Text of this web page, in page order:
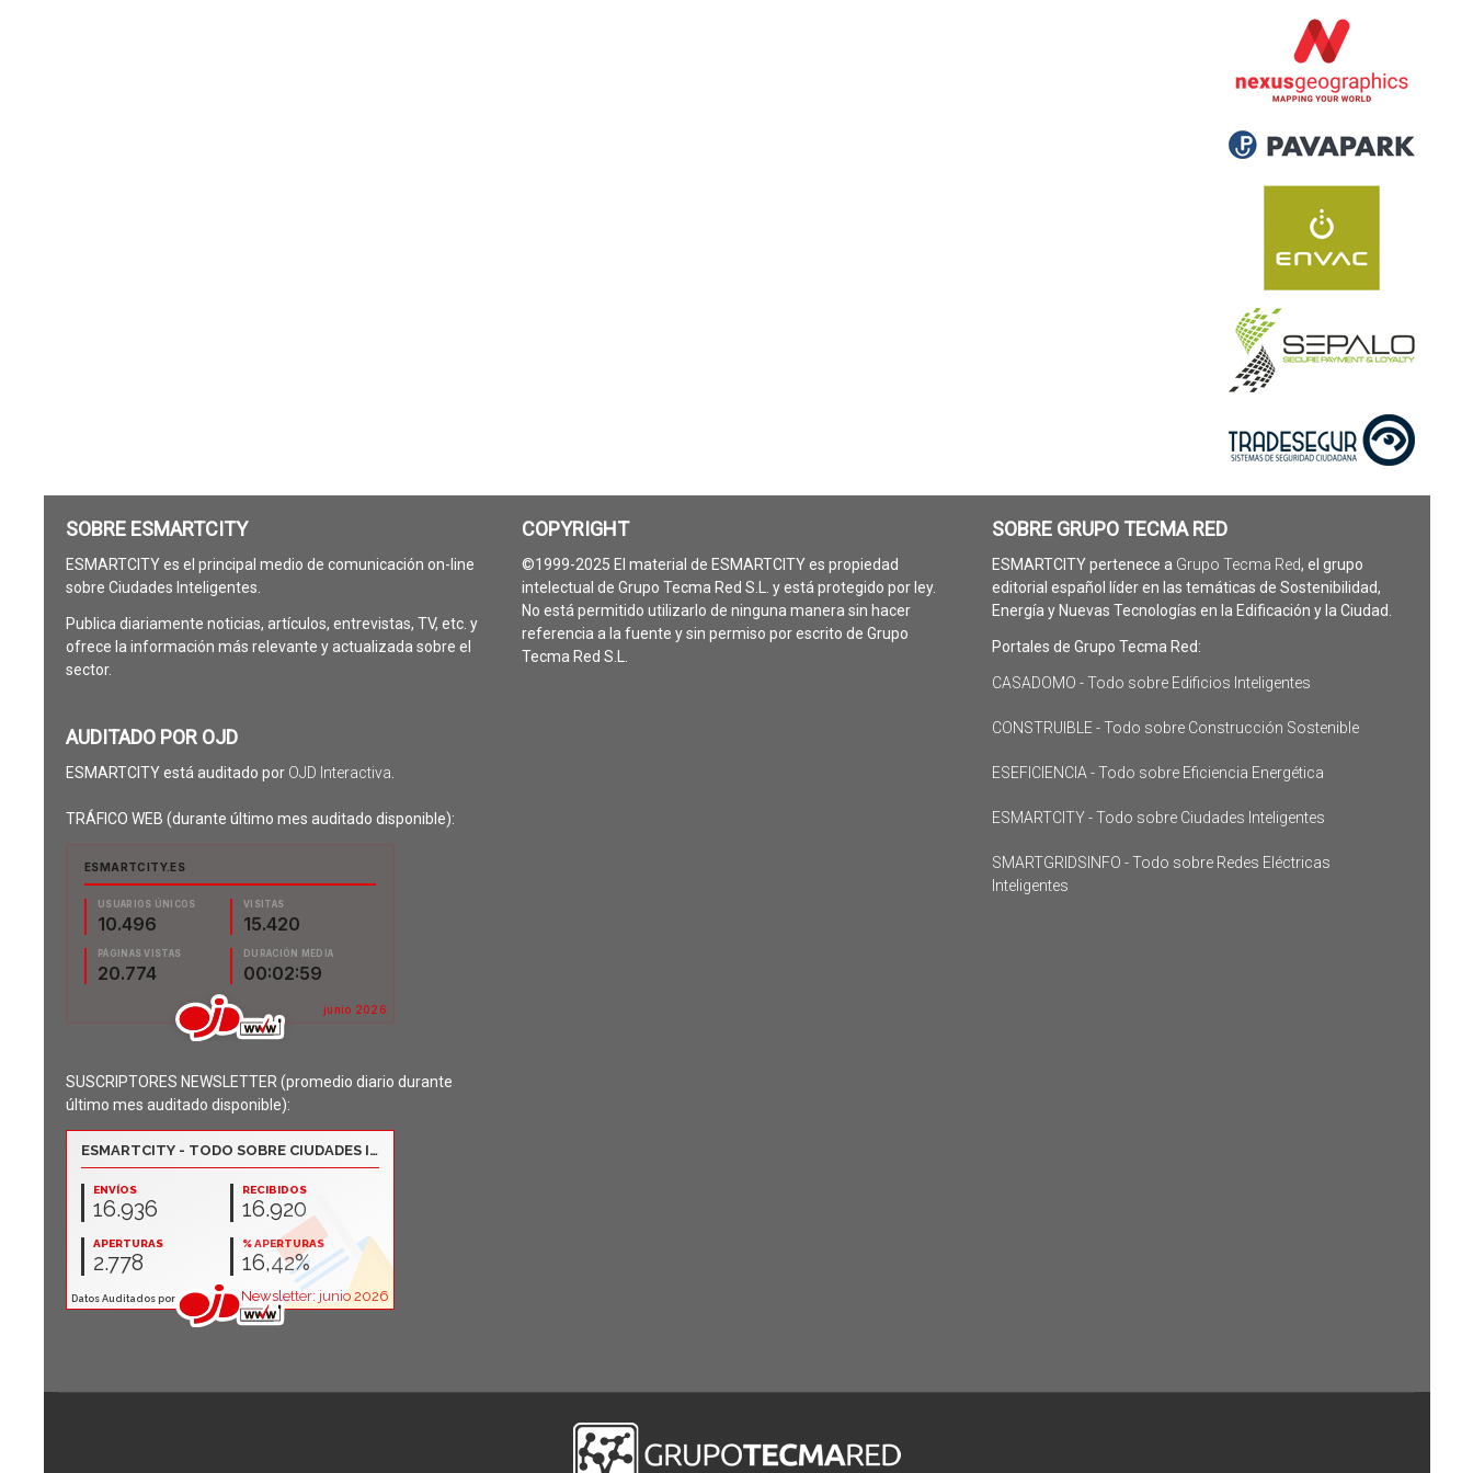
SOBRE ESMARTCITY
ESMARTCITY es el principal medio de comunicación on-line
sobre Ciudades Inteligentes.
Publica diariamente noticias, artículos, entrevistas, TV, etc. y
ofrece la información más relevante y actualizada sobre el
sector.
AUDITADO POR OJD
ESMARTCITY está auditado por OJD Interactiva
TRÁFICO WEB (durante último mes auditado disponible):
SUSCRIPTORES NEWSLETTER (promedio diario durante
último mes auditado disponible):
COPYRIGHT
©1999-2025 El material de ESMARTCITY es propiedad
intelectual de Grupo Tecma Red S.L. y está protegido por ley.
No está permitido utilizarlo de ninguna manera sin hacer
referencia a la fuente y sin permiso por escrito de Grupo
Tecma Red S.L.
SOBRE GRUPO TECMA RED
ESMARTCITY pertenece a Grupo Tecma Red, el grupo
editorial español líder en las temáticas de Sostenibilidad,
Energía y Nuevas Tecnologías en la Edificación y la Ciudad.
Portales de Grupo Tecma Red:
CASADOMO - Todo sobre Edificios Inteligentes
CONSTRUIBLE - Todo sobre Construcción Sostenible
ESEFICIENCIA - Todo sobre Eficiencia Energética
ESMARTCITY - Todo sobre Ciudades Inteligentes
SMARTGRIDSINFO - Todo sobre Redes Eléctricas
Inteligentes